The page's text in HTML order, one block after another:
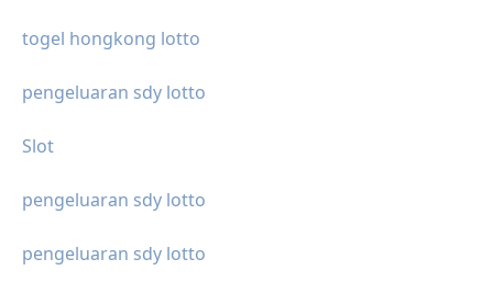
togel hongkong lotto
pengeluaran sdy lotto
Slot
pengeluaran sdy lotto
pengeluaran sdy lotto